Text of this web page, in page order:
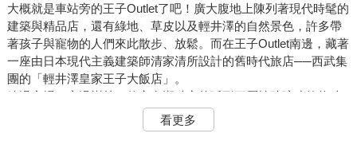
大概就是車站旁的王子Outlet了吧！廣大腹地上陳列著現代時髦的
建築與精品店，還有綠地、草皮以及輕井澤的自然景色，許多帶
著孩子與寵物的人們來此散步、放鬆。而在王子Outlet南邊，藏著
一座由日本現代主義建築師清家清所設計的舊時代旅店──西武集
團的「輕井澤皇家王子大飯店」。
繞過商場、穿過樹林，佇立在湖畔旁的弧形三層樓玻璃建築物映
入眼前。走到正面入口，混凝土柱樑間，以玻璃磚堆疊起的牆面
鑲著黑框玻璃窗、深咖啡色鐵門，這些元素等分、均值地構成整
看更多